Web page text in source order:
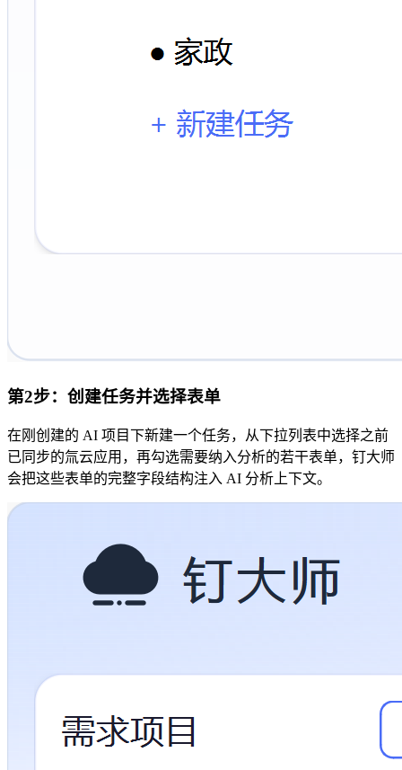
第2步：创建任务并选择表单
在刚创建的 AI 项目下新建一个任务，从下拉列表中选择之前
已同步的氚云应用，再勾选需要纳入分析的若干表单，钉大师
会把这些表单的完整字段结构注入 AI 分析上下文。